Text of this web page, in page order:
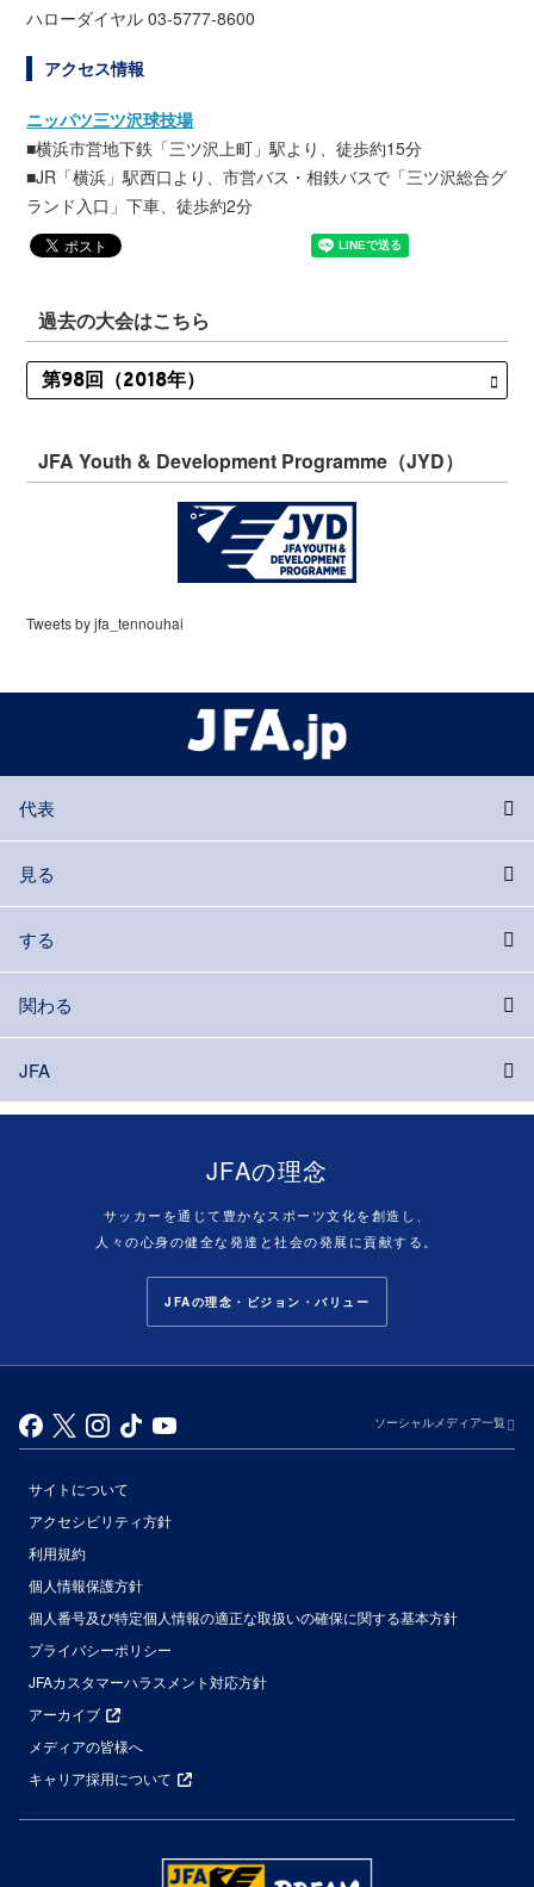
ハローダイヤル 03-5777-8600
アクセス情報
ニッパツ三ツ沢球技場
■横浜市営地下鉄「三ツ沢上町」駅より、徒歩約15分
■JR「横浜」駅西口より、市営バス・相鉄バスで「三ツ沢総合グ
ランド入口」下車、徒歩約2分
過去の大会はこちら
JFA Youth & Development Programme（JYD）
Tweets by jfa_tennouhai
代表
見る
する
関わる
JFA
JFAの理念
サッカーを通じて豊かなスポーツ文化を創造し、
人々の心身の健全な発達と社会の発展に貢献する。
JFAの理念・ビジョン・バリュー
ソーシャルメディア一覧
サイトについて
アクセシビリティ方針
利用規約
個人情報保護方針
個人番号及び特定個人情報の適正な取扱いの確保に関する基本方針
プライバシーポリシー
JFAカスタマーハラスメント対応方針
アーカイブ
メディアの皆様へ
キャリア採用について